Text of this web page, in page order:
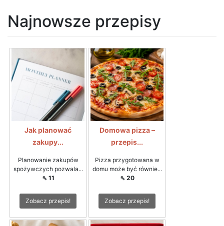
Najnowsze przepisy
Jak planować
zakupy...
Planowanie zakupów
spożywczych pozwala...
⇖ 11
Zobacz przepis!
Domowa pizza –
przepis...
Pizza przygotowana w
domu może być równie...
⇖ 20
Zobacz przepis!